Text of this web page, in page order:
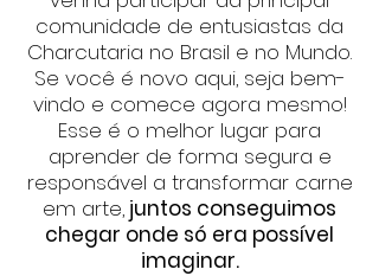
comunidade de entusiastas da
Charcutaria no Brasil e no Mundo.
Se você é novo aqui, seja bem-
vindo e comece agora mesmo!
Esse é o melhor lugar para
aprender de forma segura e
responsável a transformar carne
em arte, juntos conseguimos
chegar onde só era possível
imaginar.